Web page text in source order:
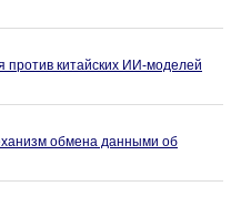
против китайских ИИ-моделей
обмена данными об